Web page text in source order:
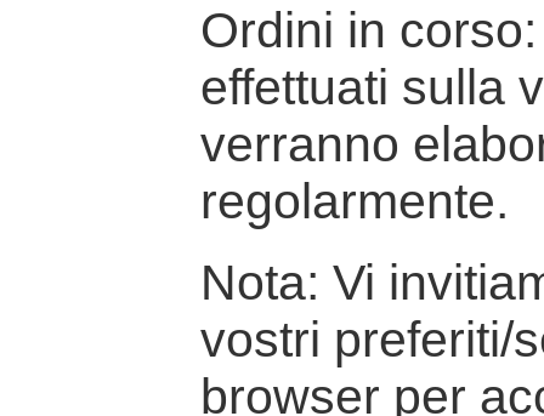
Ordini in
effettuati sulla
verranno
regolarmente.
Nota: Vi
vostri preferiti/
browser per